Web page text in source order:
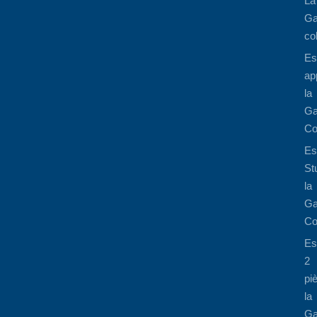
la
la
2
la